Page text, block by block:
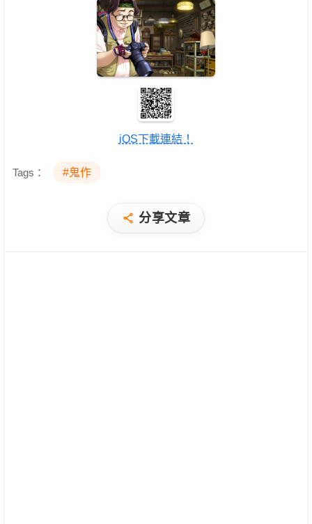
iOS下載連結！
Tags： #鬼作
分享文章